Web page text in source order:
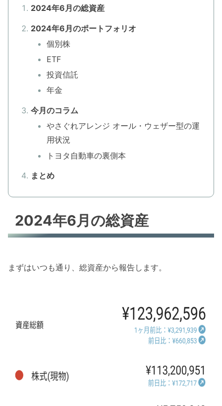
2024年6月の総資産
2024年6月のポートフォリオ
個別株
ETF
投資信託
年金
今月のコラム
やさぐれアレンジ オール・ウェザー型の運
用状況
トヨタ自動車の裏側本
まとめ
2024年6月の総資産
まずはいつも通り、総資産から報告します。